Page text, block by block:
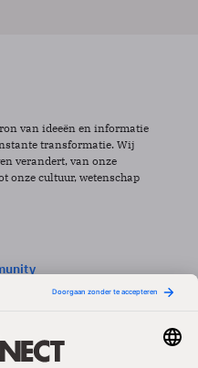
van ideeën en informatie
transformatie. Wij
verandert, van onze
onze cultuur, wetenschap
& Opleidingen